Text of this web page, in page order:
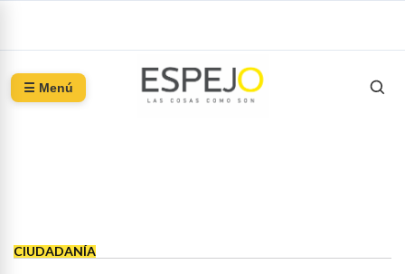
☰ Menú
CIUDADANÍA